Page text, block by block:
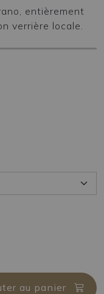
entièrement
verrière locale.
au panier